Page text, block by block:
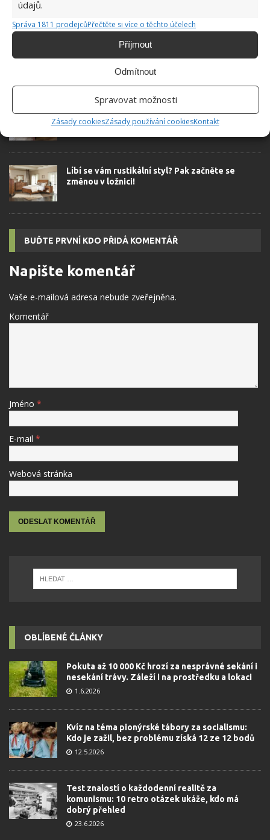
údajů.
Správa 1811 prodejcůPřečtěte si více o těchto účelech
Příjmout
Odmítnout
Spravovat možnosti
Zásady cookiesZásady používání cookiesKontakt
SOUVISEJÍCÍ ČLÁNKY
Zručný chlapec vyrobil unikátní skleněný
konferenční stolek s osvětlením
Jak ji ale správně v interiéru použít?
Líbí se vám rustikální styl? Pak začněte se
změnou v ložnici!
BUĎTE PRVNÍ KDO PŘIDÁ KOMENTÁŘ
Napište komentář
Vaše e-mailová adresa nebude zveřejněna.
Komentář
Jméno *
E-mail *
Webová stránka
OBLÍBENÉ ČLÁNKY
Pokuta až 10 000 Kč hrozí za nesprávné sekání i
nesekání trávy. Záleží i na prostředku a lokaci
1.6.2026
Kvíz na téma pionýrské tábory za socialismu:
Kdo je zažil, bez problému získá 12 ze 12 bodů
12.5.2026
Test znalostí o každodenní realitě za
komunismu: 10 retro otázek ukáže, kdo má
dobrý přehled
23.6.2026